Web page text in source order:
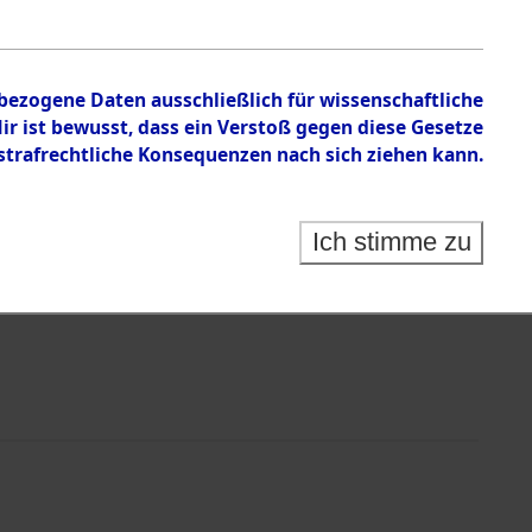
Daten ausschließlich für wissenschaftliche
bewusst, dass ein Verstoß gegen diese Gesetze
Konsequenzen nach sich ziehen kann.
Ich stimme zu